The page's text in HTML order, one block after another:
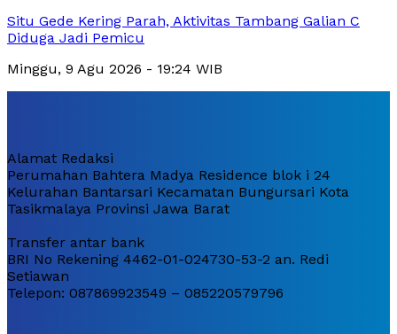
Situ Gede Kering Parah, Aktivitas Tambang Galian C
Diduga Jadi Pemicu
Minggu, 9 Agu 2026 - 19:24 WIB
Alamat Redaksi
Perumahan Bahtera Madya Residence blok i 24
Kelurahan Bantarsari Kecamatan Bungursari Kota
Tasikmalaya Provinsi Jawa Barat
Transfer antar bank
BRI No Rekening 4462-01-024730-53-2 an. Redi
Setiawan
Telepon: 087869923549 – 085220579796